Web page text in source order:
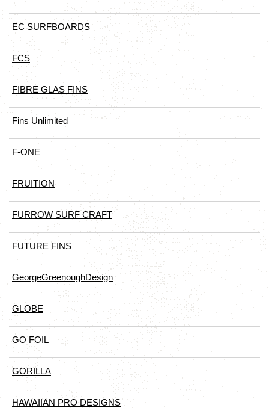
EC SURFBOARDS
FCS
FIBRE GLAS FINS
Fins Unlimited
F-ONE
FRUITION
FURROW SURF CRAFT
FUTURE FINS
GeorgeGreenoughDesign
GLOBE
GO FOIL
GORILLA
HAWAIIAN PRO DESIGNS